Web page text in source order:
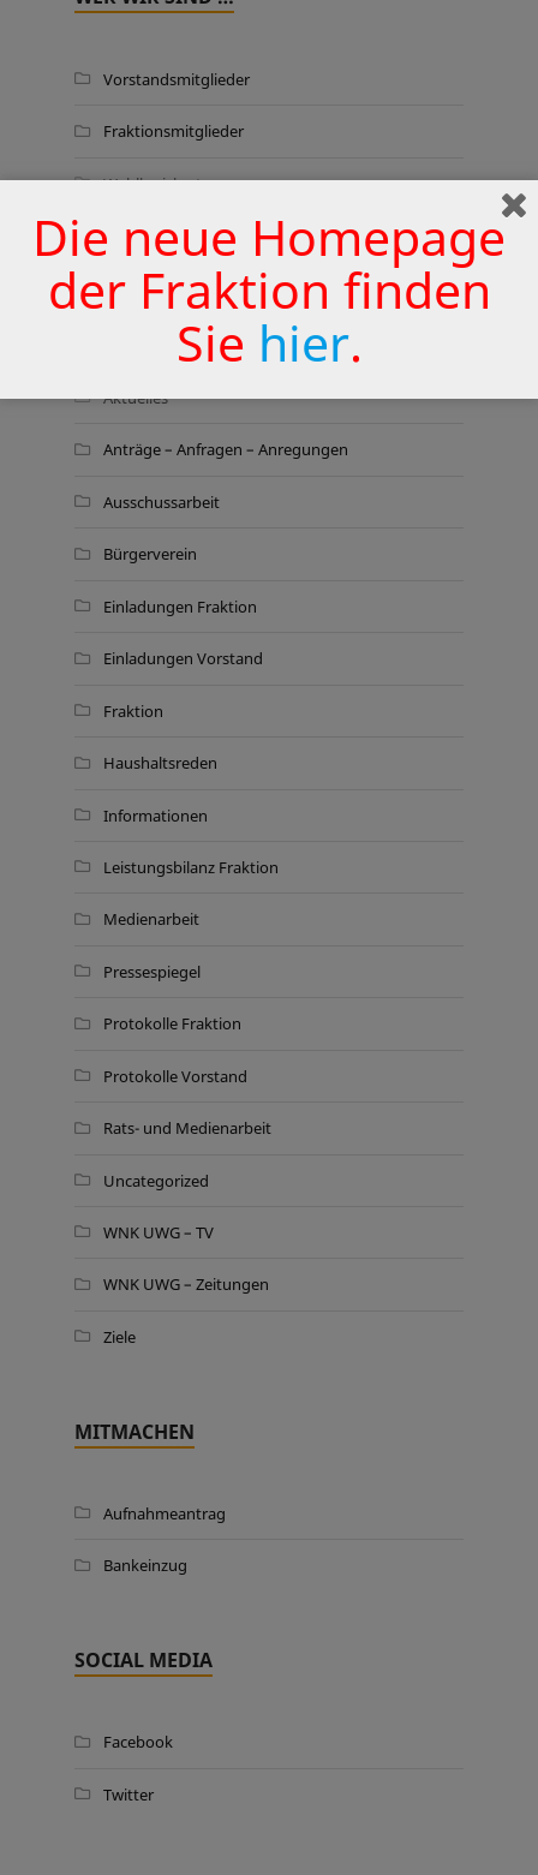
Vorstandsmitglieder
Fraktionsmitglieder
Wahlkreiskarte
THEMEN
Aktuelles
Anträge – Anfragen – Anregungen
Ausschussarbeit
Bürgerverein
Einladungen Fraktion
Einladungen Vorstand
Fraktion
Haushaltsreden
Informationen
Leistungsbilanz Fraktion
Medienarbeit
Pressespiegel
Protokolle Fraktion
Protokolle Vorstand
Rats- und Medienarbeit
Uncategorized
WNK UWG – TV
WNK UWG – Zeitungen
Ziele
MITMACHEN
Aufnahmeantrag
Bankeinzug
SOCIAL MEDIA
Facebook
Twitter
Die neue Homepage
der Fraktion finden
Sie hier.